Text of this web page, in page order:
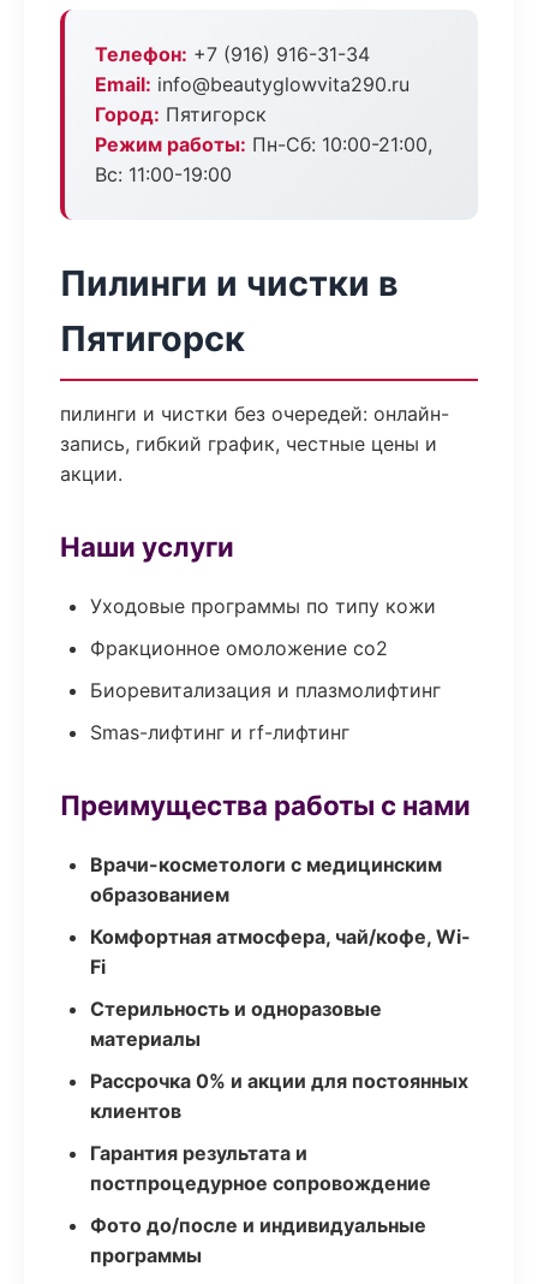
Телефон: +7 (916) 916-31-34
Email: info@beautyglowvita290.ru
Город: Пятигорск
Режим работы: Пн-Сб: 10:00-21:00,
Вс: 11:00-19:00
Пилинги и чистки в
Пятигорск
пилинги и чистки без очередей: онлайн-
запись, гибкий график, честные цены и
акции.
Наши услуги
Уходовые программы по типу кожи
Фракционное омоложение co2
Биоревитализация и плазмолифтинг
Smas-лифтинг и rf-лифтинг
Преимущества работы с нами
Врачи-косметологи с медицинским
образованием
Комфортная атмосфера, чай/кофе, Wi-
Fi
Стерильность и одноразовые
материалы
Рассрочка 0% и акции для постоянных
клиентов
Гарантия результата и
постпроцедурное сопровождение
Фото до/после и индивидуальные
программы